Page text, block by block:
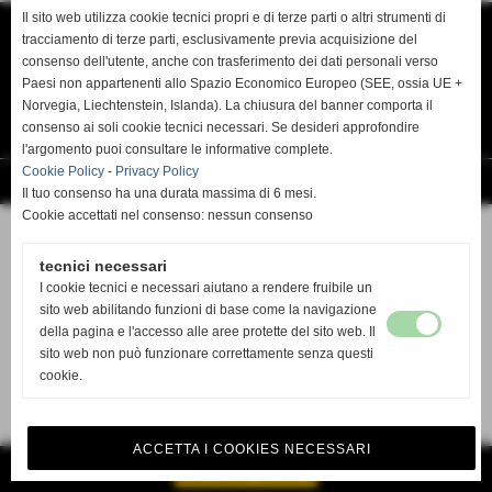
TANDA SERVICE di TANDA MAURO
VIA DEL RISORGIMENTO 138 B
O9134 CAGLIARI CA
mail tandaservice@tiscali.it www.Tandaservice.it
P.I. 03478930922
Privacy Policy-Cookie Policy
Realizzazione siti web www.sitoper.it
Il sito web utilizza cookie tecnici propri e di terze parti o altri strumenti di
tracciamento di terze parti, esclusivamente previa acquisizione del
consenso dell'utente, anche con trasferimento dei dati personali verso
Paesi non appartenenti allo Spazio Economico Europeo (SEE, ossia UE +
Norvegia, Liechtenstein, Islanda). La chiusura del banner comporta il
consenso ai soli cookie tecnici necessari. Se desideri approfondire
l'argomento puoi consultare le informative complete.
Cookie Policy - Privacy Policy
Il tuo consenso ha una durata massima di 6 mesi.
Cookie accettati nel consenso: nessun consenso
tecnici necessari
I cookie tecnici e necessari aiutano a rendere fruibile un
sito web abilitando funzioni di base come la navigazione
della pagina e l'accesso alle aree protette del sito web. Il
sito web non può funzionare correttamente senza questi
cookie.
ACCETTA I COOKIES NECESSARI
GESTISCI IL TUO SITO